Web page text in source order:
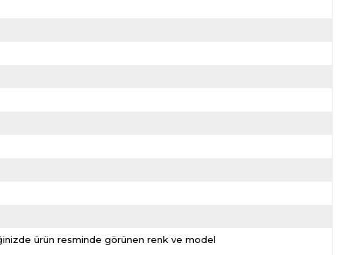
ürün resminde görünen renk ve model